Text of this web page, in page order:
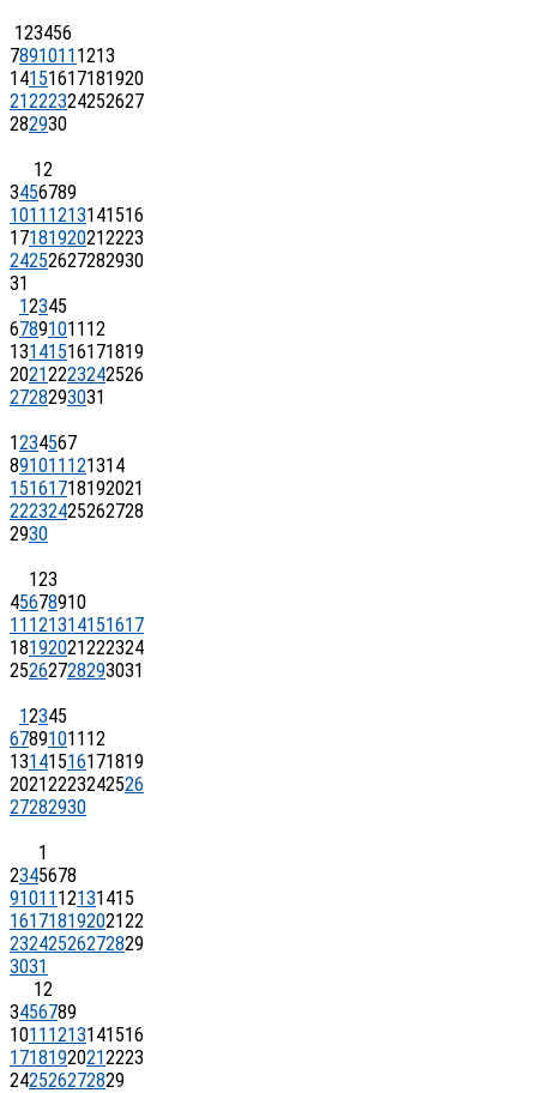
123456
78910111213
14151617181920
21222324252627
282930
12
3456789
10111213141516
17181920212223
24252627282930
31
12345
6789101112
13141516171819
20212223242526
2728293031
1234567
891011121314
15161718192021
22232425262728
2930
123
45678910
11121314151617
18192021222324
25262728293031
12345
6789101112
13141516171819
20212223242526
27282930
1
2345678
9101112131415
16171819202122
23242526272829
3031
12
3456789
10111213141516
17181920212223
242526272829